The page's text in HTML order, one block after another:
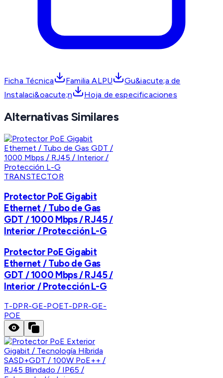
Ficha Técnica Familia ALPU
Gu&iacute;a de
Instalaci&oacute;n
Hoja de especificaciones
Alternativas Similares
TRANSTECTOR
Protector PoE Gigabit
Ethernet / Tubo de Gas
GDT / 1000 Mbps / RJ45 /
Interior / Protección L-G
Protector PoE Gigabit
Ethernet / Tubo de Gas
GDT / 1000 Mbps / RJ45 /
Interior / Protección L-G
T-DPR-GE-POET-DPR-GE-
POE